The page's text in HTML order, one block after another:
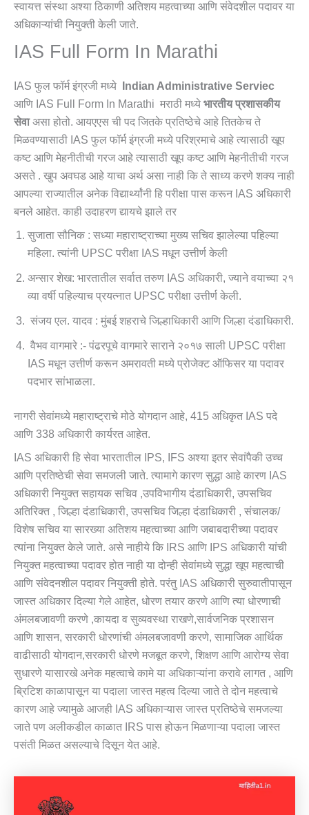
स्वायत्त संस्था अश्या ठिकाणी अतिशय महत्वाच्या आणि संवेदशील पदावर या
अधिकाऱ्यांची नियुक्ती केली जाते.
IAS Full Form In Marathi
IAS फुल फॉर्म इंग्रजी मध्ये Indian Administrative Serviec
आणि IAS Full Form In Marathi मराठी मध्ये भारतीय प्रशासकीय
सेवाअसा होतो. आयएएस ची पद जितके प्रतिष्ठेचे आहे तितकेच ते
मिळवण्यासाठी IAS फुल फॉर्म इंग्रजी मध्ये परिश्रमाचे आहे त्यासाठी खूप
कष्ट आणि मेहनीतीची गरज आहे त्यासाठी खूप कष्ट आणि मेहनीतीची गरज
असते . खुप अवघड आहे याचा अर्थ असा नाही कि ते साध्य करणे शक्य नाही
आपल्या राज्यातील अनेक विद्यार्थ्यांनी हि परीक्षा पास करून IAS अधिकारी
बनले आहेत. काही उदाहरण द्यायचे झाले तर
सुजाता सौनिक : सध्या महाराष्ट्राच्या मुख्य सचिव झालेल्या पहिल्या
महिला. त्यांनी UPSC परीक्षा IAS मधून उत्तीर्ण केली
अन्सार शेख: भारतातील सर्वात तरुण IAS अधिकारी, ज्याने वयाच्या २१
व्या वर्षी पहिल्याच प्रयत्नात UPSC परीक्षा उत्तीर्ण केली.
संजय एल. यादव : मुंबई शहराचे जिल्हाधिकारी आणि जिल्हा दंडाधिकारी.
वैभव वागमारे :- पंढरपूचे वागमारे साराने २०१७ साली UPSC परीक्षा
IAS मधून उत्तीर्ण करून अमरावती मध्ये प्रोजेक्ट ऑफिसर या पदावर
पदभार सांभाळला.
नागरी सेवांमध्ये महाराष्ट्राचे मोठे योगदान आहे, 415 अधिकृत IAS पदे
आणि 338 अधिकारी कार्यरत आहेत.
IAS अधिकारी हि सेवा भारतातील IPS, IFS अश्या इतर सेवांपैकी उच्च
आणि प्रतिष्ठेची सेवा समजली जाते. त्यामागे कारण सुद्धा आहे कारण IAS
अधिकारी नियुक्त सहायक सचिव ,उपविभागीय दंडाधिकारी, उपसचिव
अतिरिक्त , जिल्हा दंडाधिकारी, उपसचिव जिल्हा दंडाधिकारी , संचालक/
विशेष सचिव या सारख्या अतिशय महत्वाच्या आणि जबाबदारीच्या पदावर
त्यांना नियुक्त केले जाते. असे नाहीये कि IRS आणि IPS अधिकारी यांची
नियुक्त महत्वाच्या पदावर होत नाही या दोन्ही सेवांमध्ये सुद्धा खूप महत्वाची
आणि संवेदनशील पदावर नियुक्ती होते. परंतु IAS अधिकारी सुरुवातीपासून
जास्त अधिकार दिल्या गेले आहेत, धोरण तयार करणे आणि त्या धोरणाची
अंमलबजावणी करणे ,कायदा व सुव्यवस्था राखणे,सार्वजनिक प्रशासन
आणि शासन, सरकारी धोरणांची अंमलबजावणी करणे, सामाजिक आर्थिक
वाढीसाठी योगदान,सरकारी धोरणे मजबूत करणे, शिक्षण आणि आरोग्य सेवा
सुधारणे यासारखे अनेक महत्वाचे कामे या अधिकाऱ्यांना करावे लागत , आणि
ब्रिटिश काळापासून या पदाला जास्त महत्व दिल्या जाते ते दोन महत्वाचे
कारण आहे ज्यामुळे आजही IAS अधिकाऱ्यास जास्त प्रतिष्ठेचे समजल्या
जाते पण अलीकडील काळात IRS पास होऊन मिळणाऱ्या पदाला जास्त
पसंती मिळत असल्याचे दिसून येत आहे.